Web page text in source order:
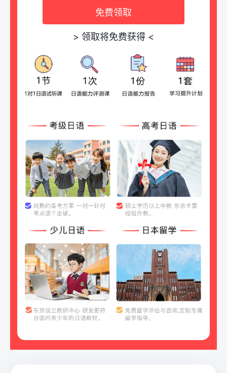
免费领取
> 领取将免费获得 <